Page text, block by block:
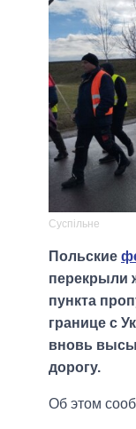
Суспільне
Польские
перекрыли
пункта
границе с
вновь
дорогу.
Об этом